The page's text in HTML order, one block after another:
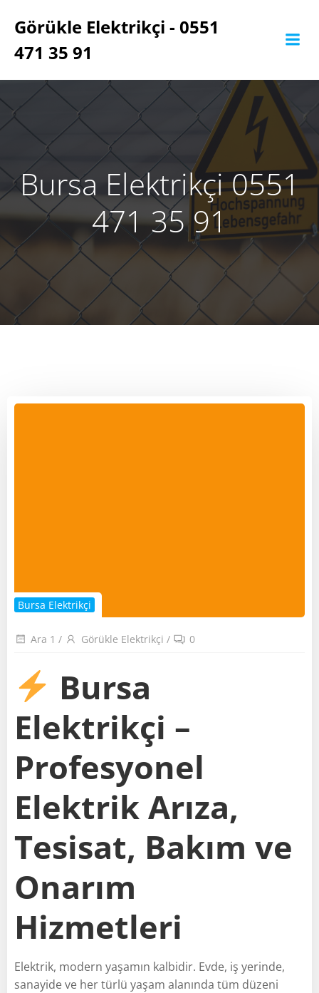
geç
Görükle Elektrikçi - 0551
471 35 91
Bursa Elektrikçi 0551
471 35 91
Bursa Elektrikçi
Ara 1 / Görükle Elektrikçi / 0
Bursa
Elektrikçi –
Profesyonel
Elektrik Arıza,
Tesisat, Bakım ve
Onarım
Hizmetleri
Elektrik, modern yaşamın kalbidir. Evde, iş yerinde,
sanayide ve her türlü yaşam alanında tüm düzeni